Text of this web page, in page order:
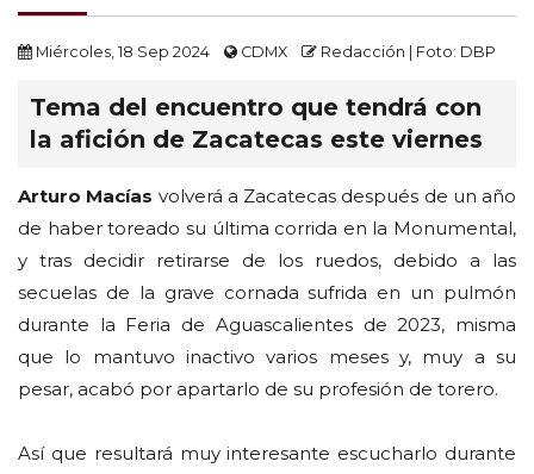
Miércoles, 18 Sep 2024 CDMX Redacción | Foto: DBP
Tema del encuentro que tendrá con
la afición de Zacatecas este viernes
Arturo Macías volverá a Zacatecas después de un año
de haber toreado su última corrida en la Monumental,
y tras decidir retirarse de los ruedos, debido a las
secuelas de la grave cornada sufrida en un pulmón
durante la Feria de Aguascalientes de 2023, misma
que lo mantuvo inactivo varios meses y, muy a su
pesar, acabó por apartarlo de su profesión de torero.
Así que resultará muy interesante escucharlo durante